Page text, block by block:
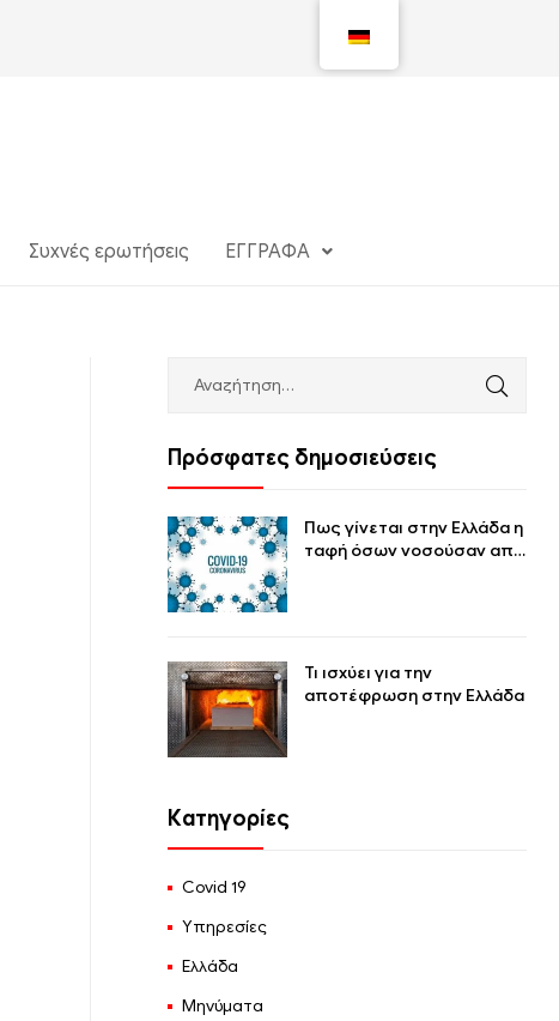
Συχνές ερωτήσεις ΕΓΓΡΑΦΑ
Πρόσφατες δημοσιεύσεις
Πως γίνεται στην Ελλάδα η
ταφή όσων νοσούσαν από
Τι ισχύει για την
αποτέφρωση στην Ελλάδα
Κατηγορίες
Covid 19
Υπηρεσίες
Ελλάδα
Μηνύματα